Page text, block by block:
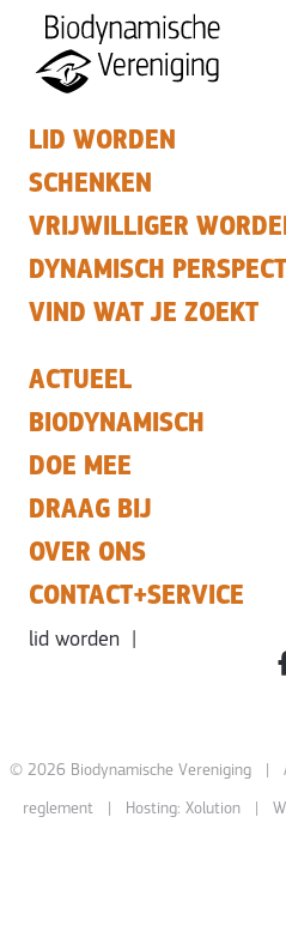
LID WORDEN
SCHENKEN
VRIJWILLIGER
DYNAMISCH
VIND WAT JE ZOEKT
ACTUEEL
BIODYNAMISCH
DOE MEE
DRAAG BIJ
OVER ONS
CONTACT+SERVICE
lid worden
© 2026 Biodynamische Vereniging |
reglement| Hosting: Xolution|